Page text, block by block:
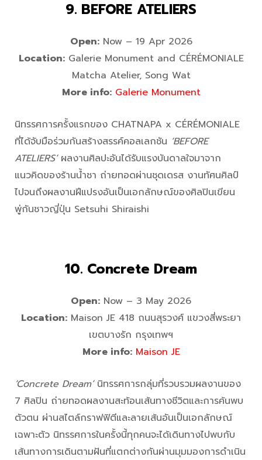
9. BEFORE ATELIERS
Open:Now – 19 Apr 2026
Location:Galerie Monument and CÉRÉMONIALE
Matcha Atelier, Song Wat
More info: Galerie Monument
นิทรรศการครั้งแรกของ CHATNAPA x CÉRÉMONIALE
ที่ได้จับมือร่วมกันสร้างสรรค์คอลเลกชัน ‘BEFORE
ATELIERS’ผลงานศิลปะอันได้รับแรงบันดาลใจมาจาก
แนวคิดของร้านน้ำชา ถ่ายทอดผ่านชุดเดรส งานทัศนศิลป์
ไปจนถึงผลงานฝีแปรงอันเป็นเอกลักษณ์ของศิลปินเขียน
พู่กันชาวญี่ปุ่น Setsuhi Shiraishi
10. Concrete Dream
Open: Now – 3 May 2026
Location: Maison JE 418 ถนนสุรวงศ์ แขวงสี่พระยา
เขตบางรัก กรุงเทพฯ
More info: Maison JE
‘Concrete Dream’นิทรรศการกลุ่มที่รวบรวมผลงานของ
7 ศิลปิน ถ่ายทอดผลงานสะท้อนเส้นทางชีวิตและการค้นพบ
ตัวตน ผ่านสไตล์กราฟฟิตีและลายเส้นอันเป็นเอกลักษณ์
เฉพาะตัว นิทรรศการในครั้งนี้ทุกคนจะได้เดินทางไปพบกับ
เส้นทางการเดินตามฝันที่แตกต่างกันผ่านมุมมองการดำเนิน